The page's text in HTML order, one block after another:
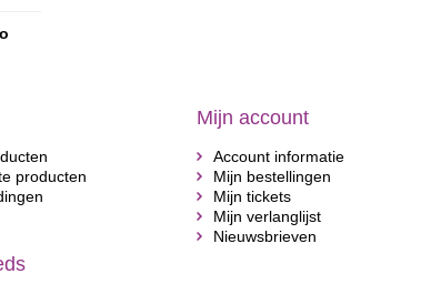
producten
Mijn account
Account informatie
Mijn bestellingen
Mijn tickets
Mijn verlanglijst
Nieuwsbrieven